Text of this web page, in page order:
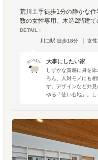
荒川土手徒歩1分の静かな
数の女性専用、木造2階建て
DETAIL :
川口駅 徒歩18分
女性
大事にしたい家
しずかな質感に身を
ろん、人対モノにも
す。デザインなど外
ゆる「使い心地」。
でしまったり、手放
るようです。モノにつ